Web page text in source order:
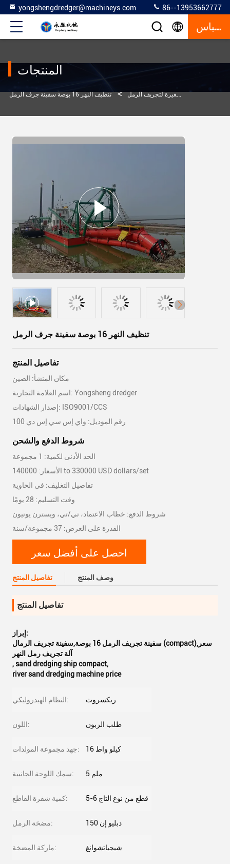
yongshengdredger@machineys.com 86--13953662777
إقتباس
المنتجات
> سفينة صغيرة لتجريف الرمل > تنظيف النهر 16 بوصة سفينة جرف الرمل
تنظيف النهر 16 بوصة سفينة جرف الرمل
تفاصيل المنتج
مكان المنشأ: الصين
اسم العلامة التجارية: Yongsheng dredger
إصدار الشهادات: ISO9001/CCS
رقم الموديل: واي إس سي إس دي 100
شروط الدفع والشحن
الحد الأدنى لكمية: 1 مجموعة
الأسعار: 140000 to 330000 USD dollars/set
تفاصيل التغليف: في الحاوية
وقت التسليم: 28 يومًا
شروط الدفع: خطاب الاعتماد، تي/تي، ويسترن يونيون
القدرة على العرض: 37 مجموعة/سنة
احصل على أفضل سعر
تفاصيل المنتج وصف المنتج
تفاصيل المنتج
إبراز:
سفينة تجريف الرمل 16 بوصة,سفينة تجريف الرمال (compact),سعر
آلة تجريف رمل النهر
,sand dredging ship compact,
river sand dredging machine price
النظام الهيدروليكي: ريكسروث
اللون: طلب الزبون
جهد مجموعة المولدات: 16 كيلو واط
سمك اللوحة الجانبية: 5 ملم
كمية شفرة القاطع: 5-6 قطع من نوع التاج
مضخة الرمل: دبليو إن 150
ماركة المضخة: شيجياتشوانغ